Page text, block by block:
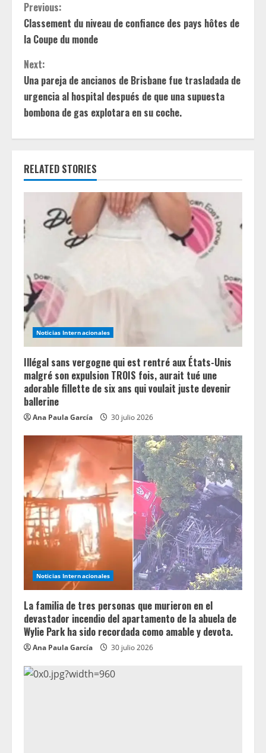
C
o
n
t
i
n
u
e
e
d
i
n
g
Previous:
Classement du niveau de confiance des pays hôtes de
la Coupe du monde
Next:
Una pareja de ancianos de Brisbane fue trasladada de
urgencia al hospital después de que una supuesta
bombona de gas explotara en su coche.
RELATED STORIES
Noticias Internacionales
Illégal sans vergogne qui est rentré aux États-Unis
malgré son expulsion TROIS fois, aurait tué une
adorable fillette de six ans qui voulait juste devenir
ballerine
Ana Paula García 30 julio 2026
Noticias Internacionales
La familia de tres personas que murieron en el
devastador incendio del apartamento de la abuela de
Wylie Park ha sido recordada como amable y devota.
Ana Paula García 30 julio 2026